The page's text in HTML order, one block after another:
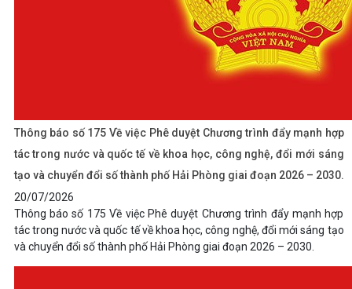
Thông báo số 175 Về việc Phê duyệt Chương trình đẩy mạnh hợp
tác trong nước và quốc tế về khoa học, công nghệ, đổi mới sáng
tạo và chuyển đổi số thành phố Hải Phòng giai đoạn 2026 – 2030.
20/07/2026
Thông báo số 175 Về việc Phê duyệt Chương trình đẩy mạnh hợp
tác trong nước và quốc tế về khoa học, công nghệ, đổi mới sáng tạo
và chuyển đổi số thành phố Hải Phòng giai đoạn 2026 – 2030.